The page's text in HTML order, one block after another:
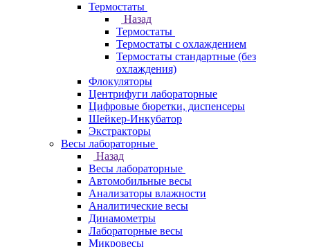
Термостаты
Назад
Термостаты
Термостаты с охлаждением
Термостаты стандартные (без
охлаждения)
Флокуляторы
Центрифуги лабораторные
Цифровые бюретки, диспенсеры
Шейкер-Инкубатор
Экстракторы
Весы лабораторные
Назад
Весы лабораторные
Автомобильные весы
Анализаторы влажности
Аналитические весы
Динамометры
Лабораторные весы
Микровесы